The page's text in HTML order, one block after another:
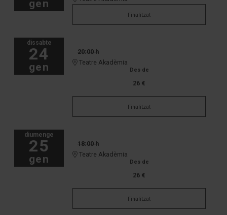
gen
Finalitzat
dissabte
24
gen
20:00 h
Teatre Akadèmia
Des de
26 €
Finalitzat
diumenge
25
gen
18:00 h
Teatre Akadèmia
Des de
26 €
Finalitzat